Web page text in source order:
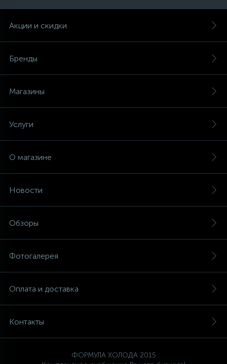
Акции и скидки
Бренды
Магазины
Услуги
О магазине
Новости
Обзоры
Фотогалерея
Оплата и доставка
Контакты
ФОРМУЛА ХОЛОДА 2015